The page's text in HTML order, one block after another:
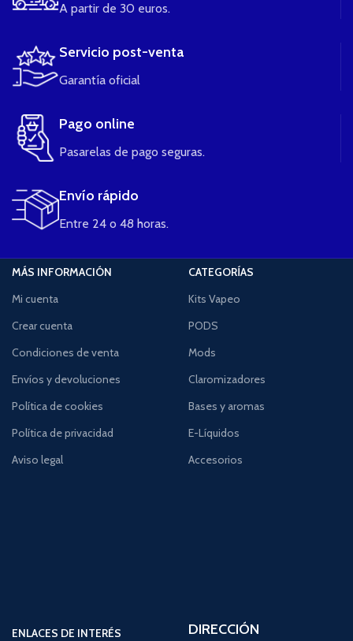
A partir de 30 euros.
Servicio post-venta
Garantía oficial
Pago online
Pasarelas de pago seguras.
Envío rápido
Entre 24 o 48 horas.
MÁS INFORMACIÓN
Mi cuenta
Crear cuenta
Condiciones de venta
Envíos y devoluciones
Política de cookies
Política de privacidad
Aviso legal
CATEGORÍAS
Kits Vapeo
PODS
Mods
Claromizadores
Bases y aromas
E-Líquidos
Accesorios
ENLACES DE INTERÉS
DIRECCIÓN